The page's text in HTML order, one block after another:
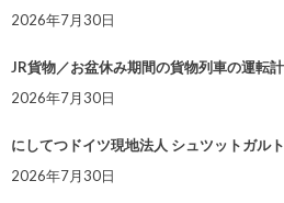
2026年7月30日
JR貨物／お盆休み期間の貨物列車の運転
2026年7月30日
にしてつドイツ現地法人 シュツットガル
2026年7月30日